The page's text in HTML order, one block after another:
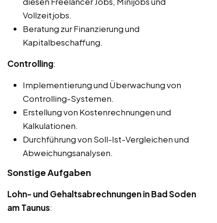
Vollzeitjobs.
Beratung zur Finanzierung und
Kapitalbeschaffung.
Controlling:
Implementierung und Überwachung von
Controlling-Systemen.
Erstellung von Kostenrechnungen und
Kalkulationen.
Durchführung von Soll-Ist-Vergleichen und
Abweichungsanalysen.
Sonstige Aufgaben
Lohn- und Gehaltsabrechnungen in Bad Soden
am Taunus: